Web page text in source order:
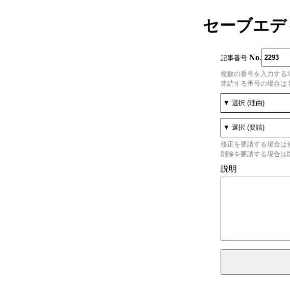
セーブエ
記事番号 No
複数の番号を入力する
連続する番号の場合は
修正を要請する場合は
削除を要請する場合は
説明